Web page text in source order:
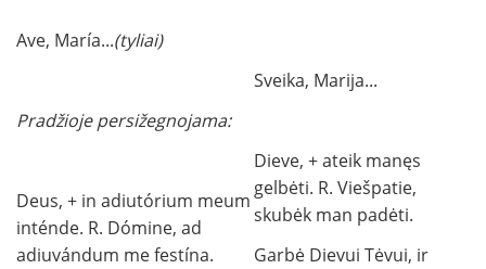
Ave, María...(tyliai)
Pradžioje persižegnojama:
Deus, + in adiutórium meum
inténde. R. Dómine, ad
adiuvándum me festína.
Sveika, Marija...
Dieve, + ateik manęs
gelbėti. R. Viešpatie,
skubėk man padėti.
Garbė Dievui Tėvui, ir